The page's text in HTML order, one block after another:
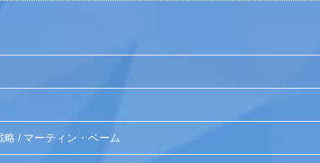
/ マーティン・ベーム